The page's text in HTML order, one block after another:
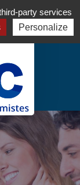
party services
Personalize